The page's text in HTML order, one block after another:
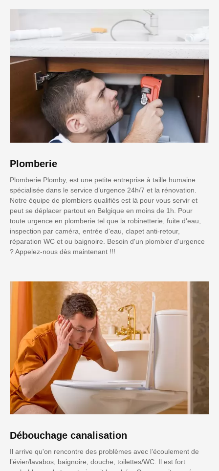
Plomberie
Plomberie Plomby, est une petite entreprise à taille humaine
spécialisée dans le service d’urgence 24h/7 et la rénovation.
Notre équipe de plombiers qualifiés est là pour vous servir et
peut se déplacer partout en Belgique en moins de 1h. Pour
toute urgence en plomberie tel que la robinetterie, fuite d'eau,
inspection par caméra, entrée d'eau, clapet anti-retour,
réparation WC et ou baignoire. Besoin d'un plombier d'urgence
? Appelez-nous dès maintenant !!!
Débouchage canalisation
Il arrive qu'on rencontre des problèmes avec l’écoulement de
l’évier/lavabos, baignoire, douche, toilettes/WC. Il est fort